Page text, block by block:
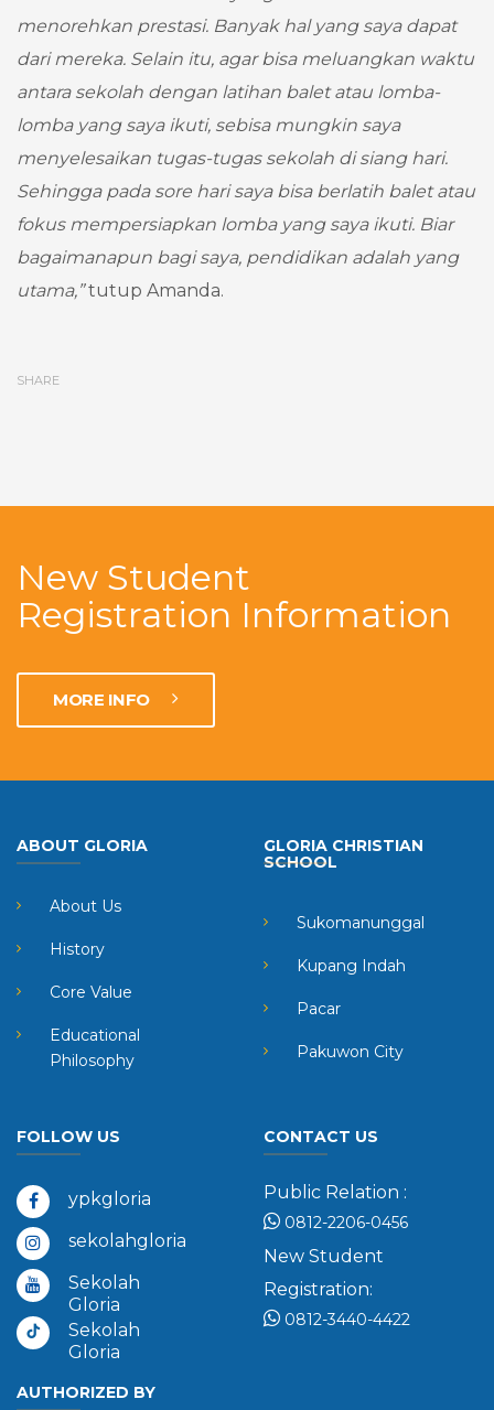
menorehkan prestasi. Banyak hal yang saya dapat
dari mereka. Selain itu, agar bisa meluangkan waktu
antara sekolah dengan latihan balet atau lomba-
lomba yang saya ikuti, sebisa mungkin saya
menyelesaikan tugas-tugas sekolah di siang hari.
Sehingga pada sore hari saya bisa berlatih balet atau
fokus mempersiapkan lomba yang saya ikuti. Biar
bagaimanapun bagi saya, pendidikan adalah yang
utama,”tutup Amanda.
SHARE
New Student
Registration Information
MORE INFO
ABOUT GLORIA
About Us
History
Core Value
Educational
Philosophy
GLORIA CHRISTIAN
SCHOOL
Sukomanunggal
Kupang Indah
Pacar
Pakuwon City
FOLLOW US
ypkgloria
sekolahgloria
Sekolah
Gloria
Sekolah
Gloria
CONTACT US
Public Relation :
0812-2206-0456
New Student
Registration:
0812-3440-4422
AUTHORIZED BY